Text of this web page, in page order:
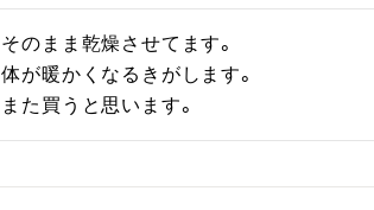
そのまま乾燥させてます。
体が暖かくなるきがします。
また買うと思います。